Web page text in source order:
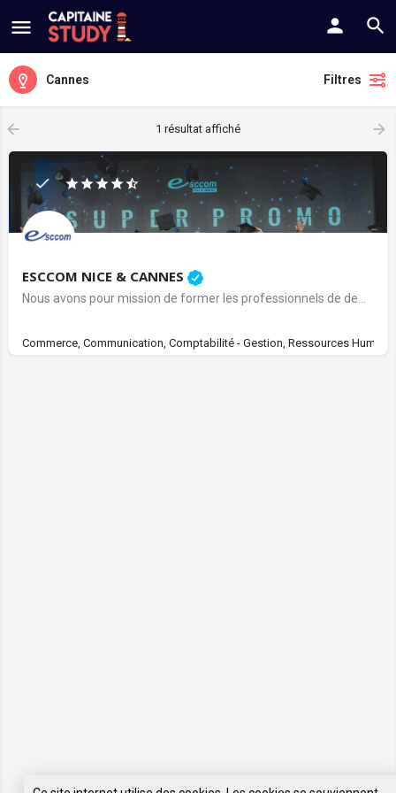
Cannes Filtres
1 résultat affiché
ESCCOM NICE & CANNES
Commerce, Communication, Comptabilité - Gestion, Ressources